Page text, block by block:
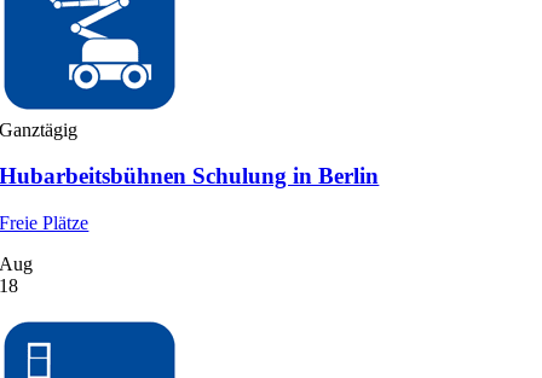
Ganztägig
Hubarbeitsbühnen Schulung in Berlin
Freie Plätze
Aug
18